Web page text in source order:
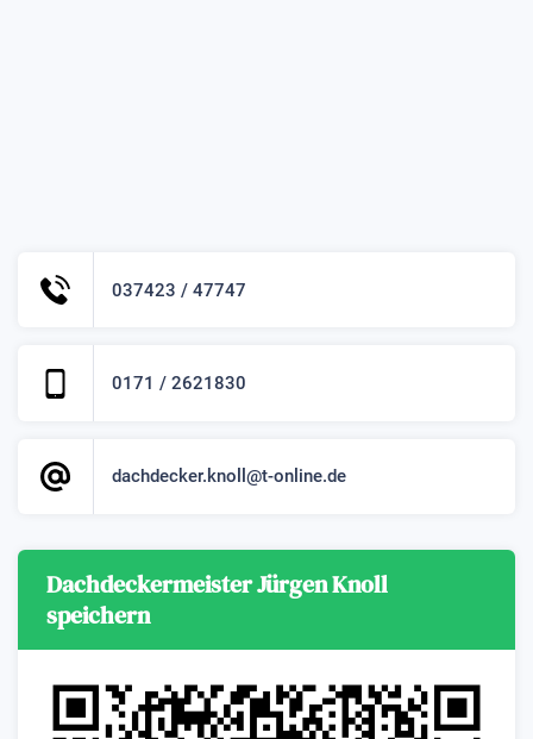
037423 / 47747
0171 / 2621830
dachdecker.knoll@t-online.de
Dachdeckermeister Jürgen Knoll
speichern